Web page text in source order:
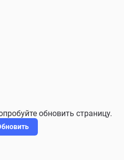
обновить страницу.